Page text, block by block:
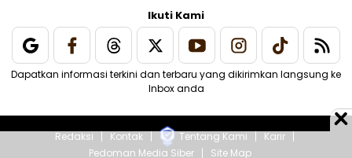
Ikuti Kami
Dapatkan informasi terkini dan terbaru yang dikirimkan langsung ke
Inbox anda
Redaksi Kontak Tentang Kami
Karir
Pedoman Media Siber
Site Map